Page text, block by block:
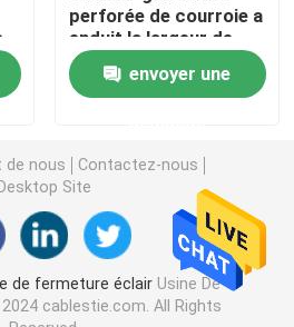
solaire
sécurité
perforée de courroie a
enduit la largeur de
pouce de 1/2
envoyer une
de nous
Contactez-nous
Desktop Site
de fermeture éclairUsine De
cablestie.com. All Rights